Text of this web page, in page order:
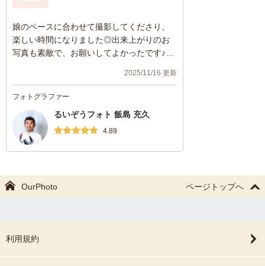
娘のペースに合わせて撮影してくださり、
楽しい時間になりました◎出来上がりのお
写真も素敵で、お願いしてよかったです♪ま
2025/11/16 更新
フォトグラファー
るいぞうフォト 飯島 充久
4.89
OurPhoto ページトップへ
利用規約